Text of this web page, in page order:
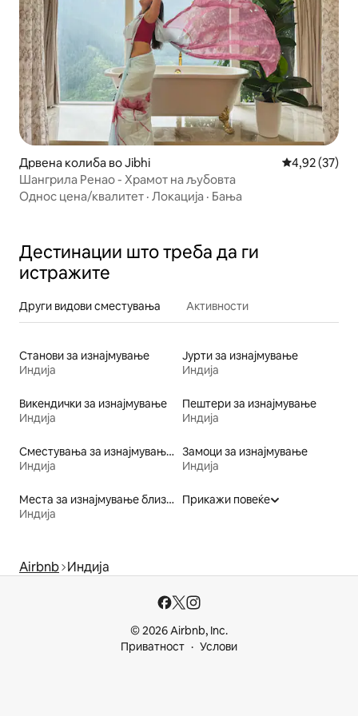
Дрвена колиба во Jibhi Просечна
4,92 (37)
Шангрила Ренао - Храмот на љубовта
Однос цена/квалитет · Локација · Бања
Дестинации што треба да ги
истражите
Други видови сместувања Активности
Станови за изнајмување
Индија
Јурти за изнајмување
Индија
Викендички за изнајмување
Индија
Пештери за изнајмување
Индија
Сместувања за изнајмување во верски објекти
Индија
Замоци за изнајмување
Индија
Места за изнајмување близу ски-патека
Индија
Прикажи повеќе
Airbnb Индија
© 2026 Airbnb, Inc.
Приватност
Услови